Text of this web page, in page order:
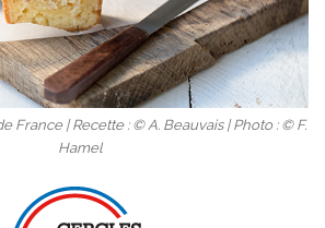
France | Recette : © A. Beauvais | Photo : © F.
Hamel